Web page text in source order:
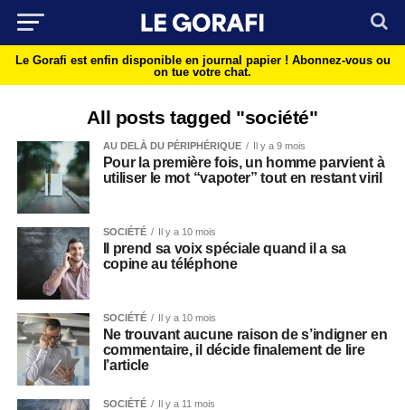
Le Gorafi est enfin disponible en journal papier ! Abonnez-vous ou
on tue votre chat.
All posts tagged "société"
AU DELÀ DU PÉRIPHÉRIQUE Il y a 9 mois
Pour la première fois, un homme parvient à
utiliser le mot “vapoter” tout en restant viril
SOCIÉTÉ Il y a 10 mois
Il prend sa voix spéciale quand il a sa
copine au téléphone
SOCIÉTÉ Il y a 10 mois
Ne trouvant aucune raison de s’indigner en
commentaire, il décide finalement de lire
l’article
SOCIÉTÉ Il y a 11 mois